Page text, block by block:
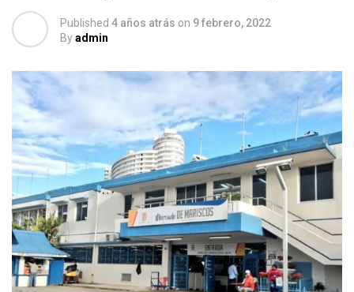
Published 4 años atrás on 9 febrero, 2022
Byadmin